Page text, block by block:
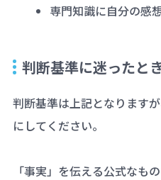
専門知識に自分の感
判断基準に迷ったと
判断基準は上記となります
にしてください。
「事実」を伝える公式なも